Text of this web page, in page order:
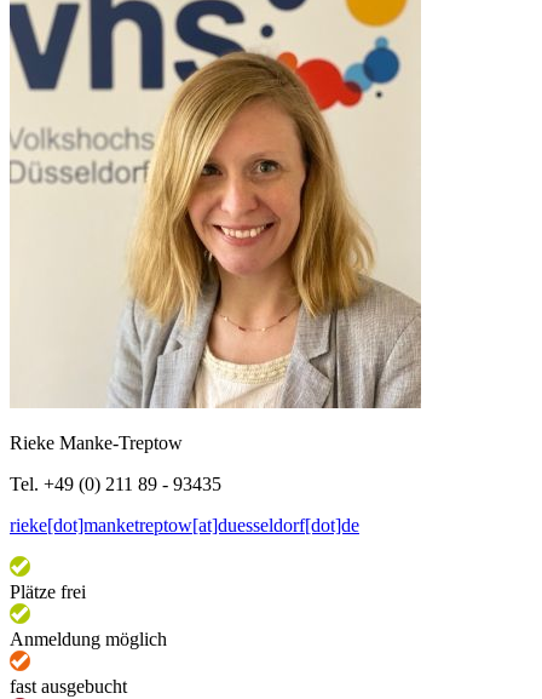
Rieke Manke-Treptow
Tel. +49 (0) 211 89 - 93435
rieke[dot]manketreptow[at]duesseldorf[dot]de
Plätze frei
Anmeldung möglich
fast ausgebucht